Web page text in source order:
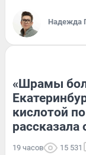
Надежда
«Шрамы
кислотой
рассказала
19 часов 15 531